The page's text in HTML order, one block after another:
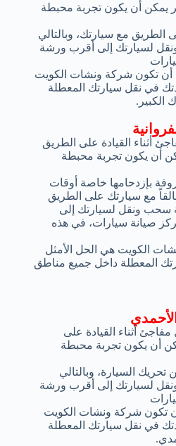
أثناء القيادة على الطريق
أن يكون تجربة محبطة
بإزدحامها خاصة أوقات
مع سيارتك على الطريق
سحب ونقل لسيارتك إلى
صيانة سيارات، في هذه
الكويت هي الحل الأمثل
المعطلة داخل جميع مناطق
يمكن أن يكون تجربة محبطة
الطريق مع سيارتك، وبالتالي
لسيارتك إلى أقرب ورشة
أن تكون شركة ونشات الكويت
في نقل سيارتك المعطلة
الكبير.
أثناء القيادة على
أن يكون تجربة محبطة
السيارة، وبالتالي
لسيارتك إلى أقرب ورشة
تكون شركة ونشات الكويت
في نقل سيارتك المعطلة